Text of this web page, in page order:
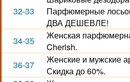
32-33
Парфюмерные
ДВА ДЕШЕВЛЕ!
34-35
Женская
Cherish.
36-37
Женские и мужские
Скидка до 60%.